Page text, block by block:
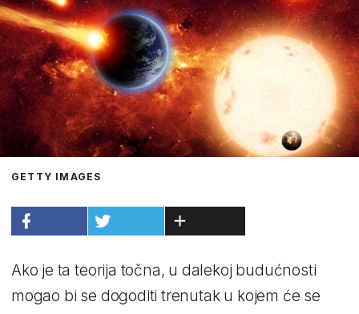
GETTY IMAGES
Ako je ta teorija točna, u dalekoj budućnosti
mogao bi se dogoditi trenutak u kojem će se